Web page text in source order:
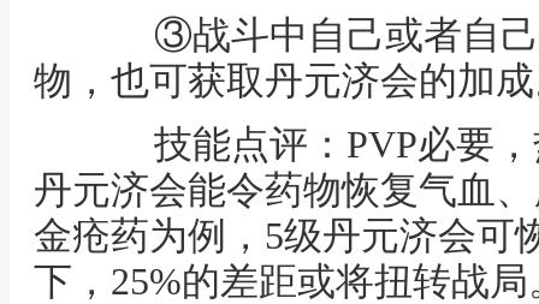
③战斗中自己或者自己
物，也可获取丹元济会的加
技能点评：PVP必要，
丹元济会能令药物恢复气血
金疮药为例，5级丹元济会可
下，25%的差距或将扭转战